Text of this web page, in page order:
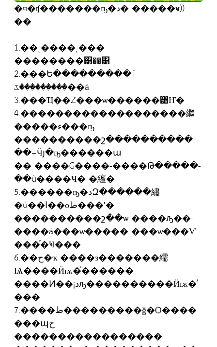
�ҹ�ʧ�������ҧ�د� �����ҹ))
��
1.��ͺ����ͺ���
��������͹��͹
2.���Ե���������آ
���������ػ��ä
3.���Ҵ��Ź���ѡ������͹Ҥ�
4.�������������������繼
�����ء���ҧ
����������շ����������
��÷Ӵյ�ҧ������ա
�� ����Ǵ����-����Թ�����-
��ù����Ҹ� �繵�
5.������ҧ�دԶ������繡
�ú��ا��оط���ʹ�
����������շ��ѡ ����ԡ��-
����á���ѡ����� ���ѡ���Ѵ
���֡�Ҹ���
6.��ح�ҡ ����з�������繻
Ѩ����Ӥѭ�ͧ������
����Ͷ��¡دԡ����������Ӥѭ�ͧ
���
7.����ط���������ǧ�Ѻ����
���պح
�����������������